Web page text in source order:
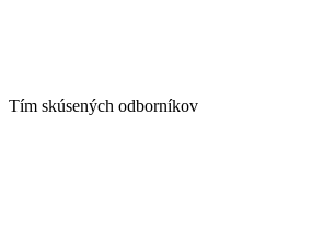
Tím skúsených odborníkov